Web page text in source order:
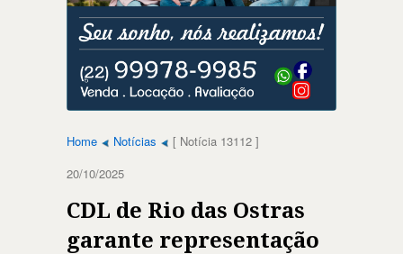
Home Notícias
[ Notícia 13112 ]
20/10/2025
CDL de Rio das Ostras
garante representação